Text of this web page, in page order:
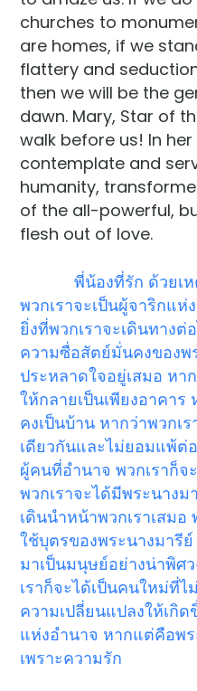
churches to
are homes, if we
flattery and
then we will be the
dawn. Mary, Star of
walk before us! In her
contemplate and
humanity,
of the all-powerful,
flesh out of love.
พี่น้องที่รัก ด้วยเหตุ
พวกเราจะเป็นผู้จาริกแห่
ยิ่งที่พวกเราจะเดินทาง
ความซื่อสัตย์มั่นคงของพ
ประหลาดใจอยู่เสมอ หา
ให้กลายเป็นเพียงอาคาร
คงเป็นบ้าน หากว่าพวกเ
เดียวกันและไม่ยอมแพ้ต่
ผู้คนที่อำนาจ พวกเราก็จ
พวกเราจะได้มีพระนางม
เดินนำหน้าพวกเราเสมอ
ใช้บุตรของพระนางมารีย์
มาเป็นมนุษย์อย่างน่าพิศ
เราก็จะได้เป็นคนใหม่ที่
ความเปลี่ยนแปลงให้เกิ
แห่งอำนาจ หากแต่คือพ
เพราะความรัก